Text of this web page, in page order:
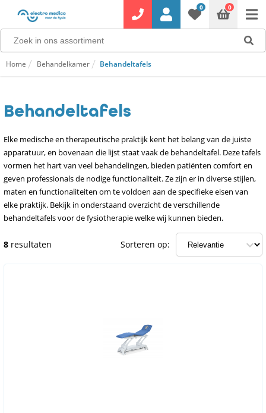
0 0
Home Behandelkamer Behandeltafels
Behandeltafels
Elke medische en therapeutische praktijk kent het belang van de juiste
apparatuur, en bovenaan die lijst staat vaak de behandeltafel. Deze tafels
vormen het hart van veel behandelingen, bieden patiënten comfort en
geven professionals de nodige functionaliteit. Ze zijn er in diverse stijlen,
maten en functionaliteiten om te voldoen aan de specifieke eisen van
elke praktijk. Bekijk in onderstaand overzicht de verschillende
behandeltafels voor de fysiotherapie welke wij kunnen bieden.
8 resultaten Sorteren op: